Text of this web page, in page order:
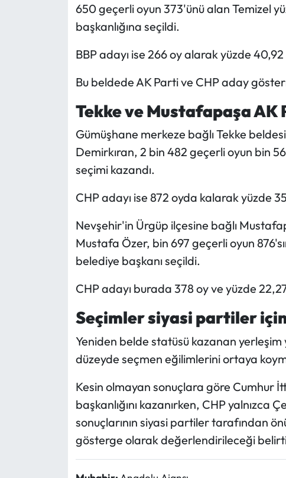
650 geçerli oyun 373'ünü alan Temizel
başkanlığına seçildi.
BBP adayı ise 266 oy alarak yüzde 40,92
Bu beldede AK Parti ve CHP aday
Tekke ve Mustafapaşa AK
Gümüşhane merkeze bağlı Tekke
Demirkıran, 2 bin 482 geçerli oyun bin
seçimi kazandı.
CHP adayı ise 872 oyda kalarak yüzde
Nevşehir'in Ürgüp ilçesine bağlı
Mustafa Özer, bin 697 geçerli oyun
belediye başkanı seçildi.
CHP adayı burada 378 oy ve yüzde
Seçimler siyasi partiler
Yeniden belde statüsü kazanan
düzeyde seçmen eğilimlerini ortaya
Kesin olmayan sonuçlara göre Cumhur
başkanlığını kazanırken, CHP
sonuçlarının siyasi partiler tarafından
gösterge olarak değerlendirileceği